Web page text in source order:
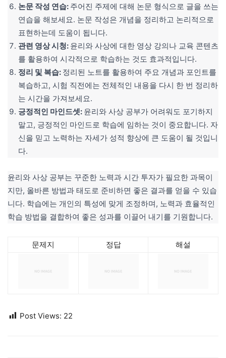
논문 작성 연습: 주어진 주제에 대해 논문 형식으로 글을 쓰는
연습을 해보세요. 논문 작성은 개념을 정리하고 논리적으로
표현하는데 도움이 됩니다.
관련 영상 시청: 윤리와 사상에 대한 영상 강의나 교육 콘텐츠
를 활용하여 시각적으로 학습하는 것도 효과적입니다.
정리 및 복습: 정리된 노트를 활용하여 주요 개념과 포인트를
복습하고, 시험 직전에는 전체적인 내용을 다시 한 번 정리하
는 시간을 가져보세요.
긍정적인 마인드셋: 윤리와 사상 공부가 어려워도 포기하지
말고, 긍정적인 마인드로 학습에 임하는 것이 중요합니다. 자
신을 믿고 노력하는 자세가 성적 향상에 큰 도움이 될 것입니
다.
윤리와 사상 공부는 꾸준한 노력과 시간 투자가 필요한 과목이
지만, 올바른 방법과 태도로 준비하면 좋은 결과를 얻을 수 있습
니다. 학습에는 개인의 특성에 맞게 조정하며, 노력과 효율적인
학습 방법을 결합하여 좋은 성과를 이끌어 내기를 기원합니다.
문제지 정답 해설
Post Views: 22